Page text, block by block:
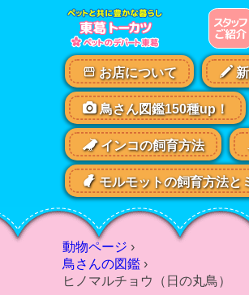
お店について 新
鳥さん図鑑150種up！
インコの飼育方法
モルモットの飼育方法と
動物ページ ›
鳥さんの図鑑 ›
ヒノマルチョウ（日の丸鳥）